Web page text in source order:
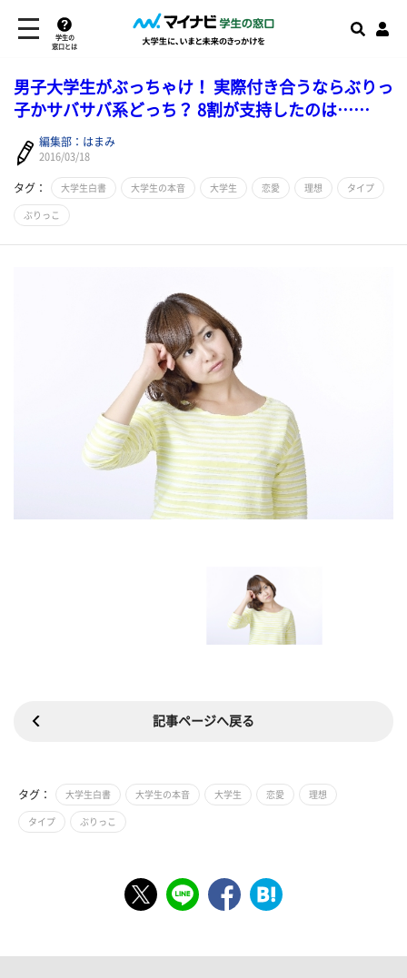
学生の
窓口とは
男子大学生がぶっちゃけ！ 実際付き合うならぶりっ
子かサバサバ系どっち？ 8割が支持したのは……
編集部：はまみ
2016/03/18
タグ： 大学生白書 大学生の本音 大学生 恋愛 理想 タイプ
ぶりっこ
記事ページへ戻る
タグ： 大学生白書 大学生の本音 大学生 恋愛 理想
タイプ ぶりっこ